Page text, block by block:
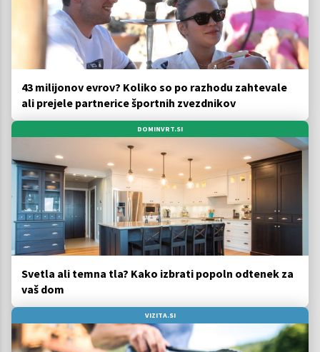
43 milijonov evrov? Koliko so po razhodu zahtevale
ali prejele partnerice športnih zvezdnikov
DOMINVRT.SI
Svetla ali temna tla? Kako izbrati popoln odtenek za
vaš dom
VIZITA.SI